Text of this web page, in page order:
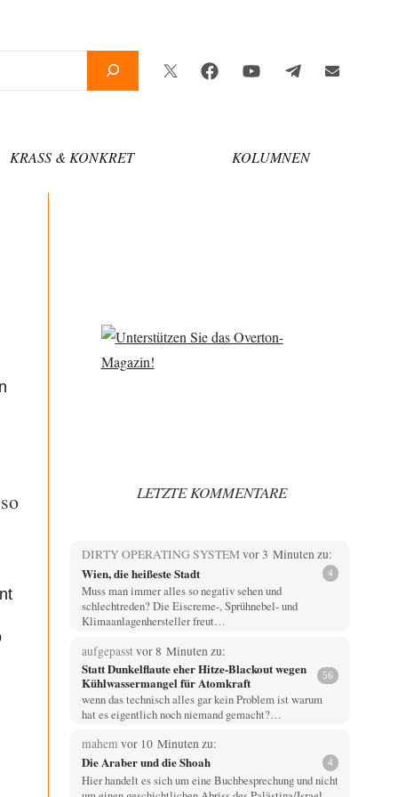
Twitter
FacebookYouTubeTelegramNewsletter
KRASS & KONKRET KOLUMNEN
LETZTE KOMMENTARE
DIRTY OPERATING SYSTEMvor 3 Minuten zu:
Wien, die heißeste Stadt 4
Muss man immer alles so negativ sehen und
schlechtreden? Die Eiscreme-, Sprühnebel- und
Klimaanlagenhersteller freut…
aufgepasst vor 8 Minuten zu:
Statt Dunkelflaute eher Hitze-Blackout wegen
Kühlwassermangel für Atomkraft
56
wenn das technisch alles gar kein Problem ist warum
hat es eigentlich noch niemand gemacht?…
mahem vor 10 Minuten zu:
Die Araber und die Shoah 4
Hier handelt es sich um eine Buchbesprechung und nicht